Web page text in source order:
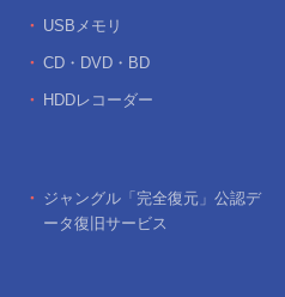
USBメモリ
CD・DVD・BD
HDDレコーダー
ジャングル「完全復元」公認デ
ータ復旧サービス